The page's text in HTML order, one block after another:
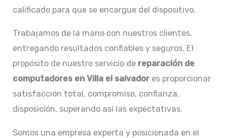
calificado para que se encargue del dispositivo.
Trabajamos de la mano con nuestros clientes,
entregando resultados confiables y seguros. El
propósito de nuestro servicio de reparación de
computadores en Villa el salvador es proporcionar
satisfacción total, compromiso, confianza,
disposición, superando así las expectativas.
Somos una empresa experta y posicionada en el